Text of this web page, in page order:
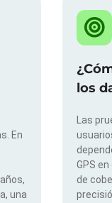
En
una
los
Las
GPS
de